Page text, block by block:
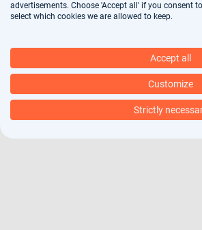
advertisements. Choose 'Accept all' if you consent
select which cookies we are allowed to keep.
Accept all
Customize
Strictly